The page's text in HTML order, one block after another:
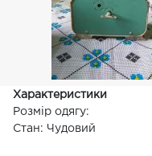
Характеристики
Розмір одягу:
Стан: Чудовий